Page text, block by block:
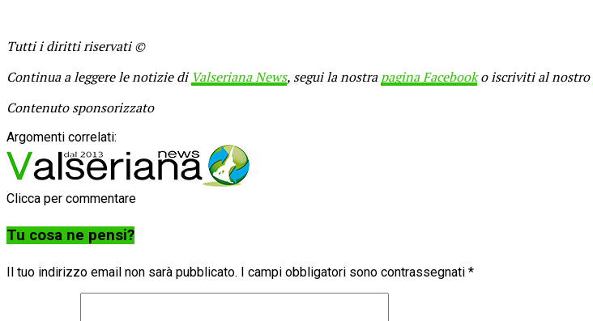
Tutti i diritti riservati ©
Continua a leggere le notizie di Valseriana News, segui la nostrapagina Facebooko iscriviti al nostro
Contenuto sponsorizzato
Argomenti correlati:
Clicca per commentare
Tu cosa ne pensi?
Il tuo indirizzo email non sarà pubblicato. I campi obbligatori sono contrassegnati *